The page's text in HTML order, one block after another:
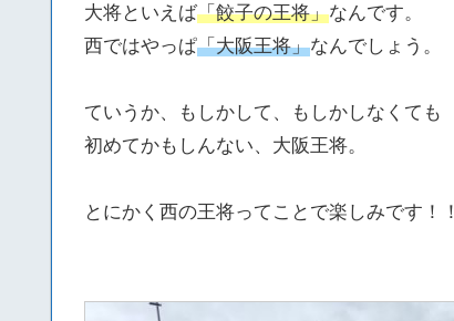
大将といえば「餃子の王将」なんです。
西ではやっぱ「大阪王将」なんでしょう。
ていうか、もしかして、もしかしなくても
初めてかもしんない、大阪王将。
とにかく西の王将ってことで楽しみです！！